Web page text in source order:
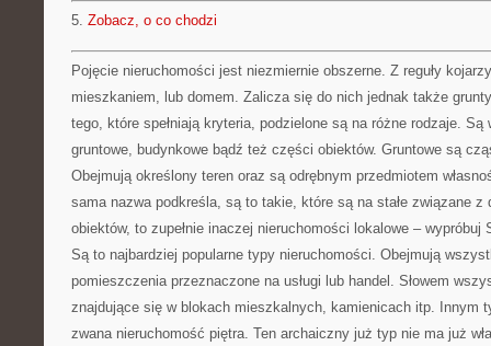
5. Zobacz, o co chodzi
Pojęcie nieruchomości jest niezmiernie obszerne. Z reguły
mieszkaniem, lub domem. Zalicza się do nich jednak także
tego, które spełniają kryteria, podzielone są na różne rodzaje. Są
gruntowe, budynkowe bądź też części obiektów. Gruntowe są
Obejmują określony teren oraz są odrębnym przedmiotem
sama nazwa podkreśla, są to takie, które są na stałe związane z
obiektów, to zupełnie inaczej nieruchomości lokalowe –
Są to najbardziej popularne typy nieruchomości. Obejmują
pomieszczenia przeznaczone na usługi lub handel. Słowem
znajdujące się w blokach mieszkalnych, kamienicach itp. Innym
zwana nieruchomość piętra. Ten archaiczny już typ nie ma już